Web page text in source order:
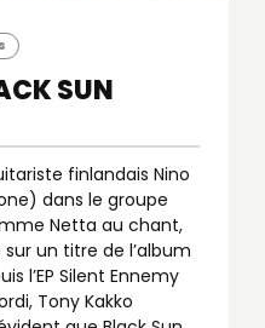
SUN
finlandais Nino
dans le groupe
Netta au chant,
un titre de l’album
l’EP Silent Ennemy
Tony Kakko